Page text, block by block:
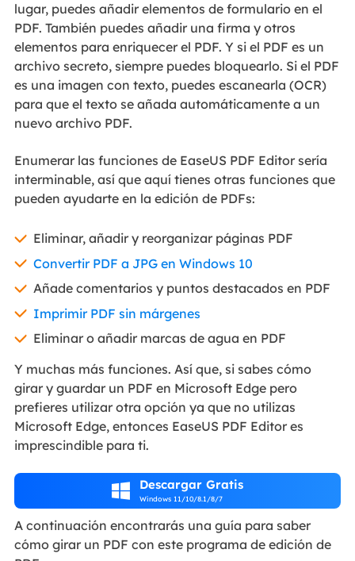
lugar, puedes añadir elementos de formulario en el
PDF. También puedes añadir una firma y otros
elementos para enriquecer el PDF. Y si el PDF es un
archivo secreto, siempre puedes bloquearlo. Si el PDF
es una imagen con texto, puedes escanearla (OCR)
para que el texto se añada automáticamente a un
nuevo archivo PDF.
Enumerar las funciones de EaseUS PDF Editor sería
interminable, así que aquí tienes otras funciones que
pueden ayudarte en la edición de PDFs:
Eliminar, añadir y reorganizar páginas PDF
Convertir PDF a JPG en Windows 10
Añade comentarios y puntos destacados en PDF
Imprimir PDF sin márgenes
Eliminar o añadir marcas de agua en PDF
Y muchas más funciones. Así que, si sabes cómo
girar y guardar un PDF en Microsoft Edge pero
prefieres utilizar otra opción ya que no utilizas
Microsoft Edge, entonces EaseUS PDF Editor es
imprescindible para ti.
 Descargar Gratis
Windows 11/10/8.1/8/7
A continuación encontrarás una guía para saber
cómo girar un PDF con este programa de edición de